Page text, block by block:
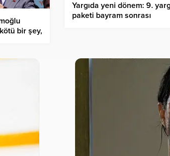
kötü bir şey,
Yargıda yeni dönem: 9.
paketi bayram sonrası